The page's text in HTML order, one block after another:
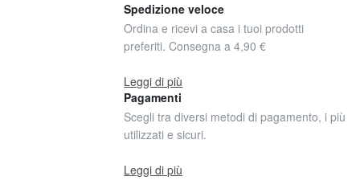
Spedizione veloce
Ordina e ricevi a casa i tuoi prodotti
preferiti. Consegna a 4,90 €
Leggi di più
Pagamenti
Scegli tra diversi metodi di pagamento, i più
utilizzati e sicuri.
Leggi di più